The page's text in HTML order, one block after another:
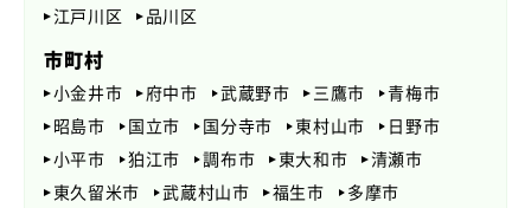
江戸川区
品川区
市町村
小金井市 府中市 武蔵野市 三鷹市
青梅市
昭島市
国立市 国分寺市 東村山市
日野市
小平市
狛江市 調布市 東大和市
清瀬市
東久留米市
武蔵村山市 福生市
多摩市